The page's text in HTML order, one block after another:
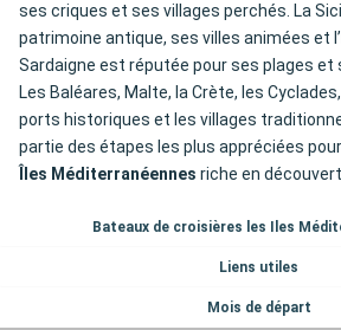
ses criques et ses villages perchés. La
patrimoine antique, ses villes animées et
Sardaigne est réputée pour ses plages et
Les Baléares, Malte, la Crète, les
ports historiques et les villages
partie des étapes les plus appréciées
Îles Méditerranéennes riche en
Bateaux de croisières les Iles
Liens utiles
Mois de départ